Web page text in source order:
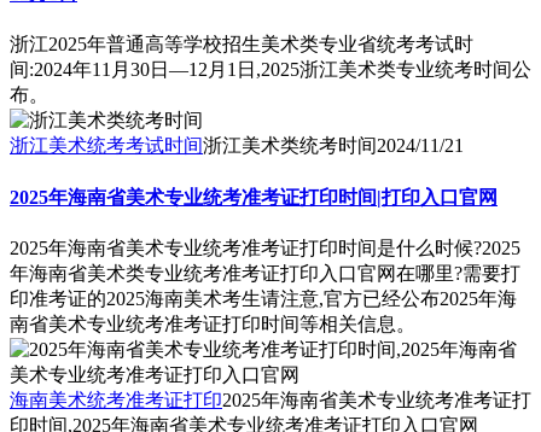
浙江2025年普通高等学校招生美术类专业省统考考试时
间:2024年11月30日—12月1日,2025浙江美术类专业统考时间公
布。
浙江美术统考考试时间浙江美术类统考时间2024/11/21
2025年海南省美术专业统考准考证打印时间|打印入口官网
2025年海南省美术专业统考准考证打印时间是什么时候?2025
年海南省美术类专业统考准考证打印入口官网在哪里?需要打
印准考证的2025海南美术考生请注意,官方已经公布2025年海
南省美术专业统考准考证打印时间等相关信息。
海南美术统考准考证打印2025年海南省美术专业统考准考证打
印时间,2025年海南省美术专业统考准考证打印入口官网